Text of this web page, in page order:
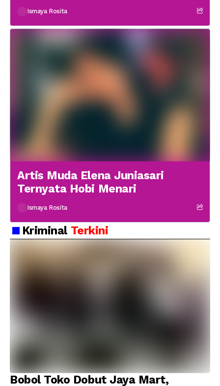
Medsos
Ismaya Rosita
Artis Muda Elena Juniasari
Ternyata Hobi Menari
Ismaya Rosita
Kriminal Terkini
Bobol Toko Dobut Jaya Mart,